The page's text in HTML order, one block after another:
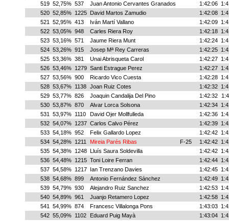
519 52,75% 537 Juan Antonio Cervantes Granados 1:42:06
520 52,85% 1225 David Martos Zamudio 1:42:08
521
52,95% 413 Iván Martí Vallano 1:42:09
522 53,05% 948 Carles Riera Roy 1:42:18
523 53,16% 571 Jaume Riera Munt 1:42:24
524 53,26% 915 Josep Mª Rey Carreras 1:42:25
525 53,36% 381 Unai Abrisqueta Carol 1:42:27
526 53,46% 1279 Santi Estrague Perez 1:42:27
527 53,56% 900 Ricardo Vico Cuesta 1:42:28
528 53,67% 1138 Joan Ruiz Cotes 1:42:32
529 53,77% 826 Joaquin Candalija Del Pino 1:42:32
530 53,87% 870 Alvar Lorca Solsona 1:42:34
531
53,97% 1110 David Ojer Mollfulleda 1:42:36
532 54,07% 1237 Carlos Calvo Pérez 1:42:39
533 54,18% 952 Felix Gallardo Lopez 1:42:42
534 54,28% 1211 Mireia Parés Ribas F-25 1:42:42
535 54,38% 1248 Lluís Saura Soldevilla 1:42:42
536 54,48% 1215 Toni Loire Ferran 1:42:44
537 54,58% 1217 Ian Trenzano Davies 1:42:45
538 54,68% 899 Antonio Fernández Sánchez 1:42:49
539 54,79% 930 Alejandro Ruiz Sanchez 1:42:53
540 54,89% 961 Juanjo Retamero Lopez 1:42:58
541
54,99% 874 Francesc Villalonga Pons 1:43:03
542 55,09% 1102 Eduard Puig Mayà 1:43:04